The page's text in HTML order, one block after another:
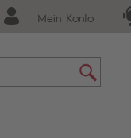
Mein Konto